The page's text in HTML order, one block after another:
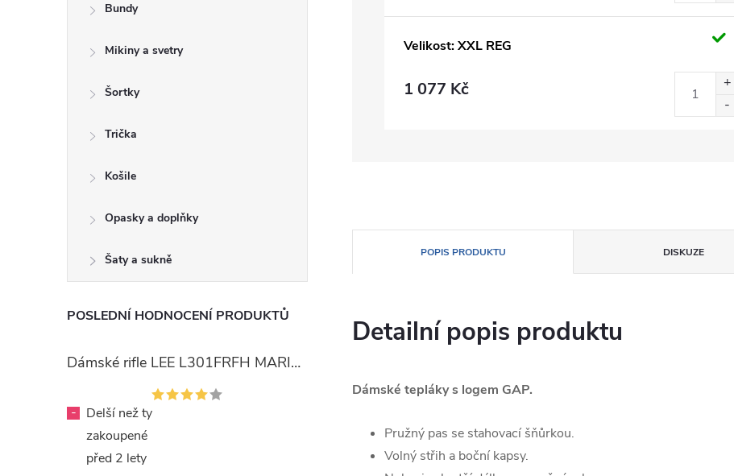
Bundy
Mikiny a svetry
Šortky
Trička
Košile
Opasky a doplňky
Šaty a sukně
POSLEDNÍ HODNOCENÍ PRODUKTŮ
Dámské rifle LEE L301FRFH MARION STRAIGHT RINSE
-
Delší než ty
zakoupené
před 2 lety
Velikost: XXL REG
1 077 Kč
POPIS PRODUKTU DISKUZE
Detailní popis produktu
Dámské tepláky s logem GAP.
Pružný pas se stahovací šňůrkou.
Volný střih a boční kapsy.